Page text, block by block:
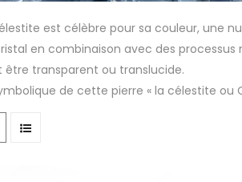
est célèbre pour sa couleur, une
en combinaison avec des
être transparent ou translucide.
de cette pierre « la célestite